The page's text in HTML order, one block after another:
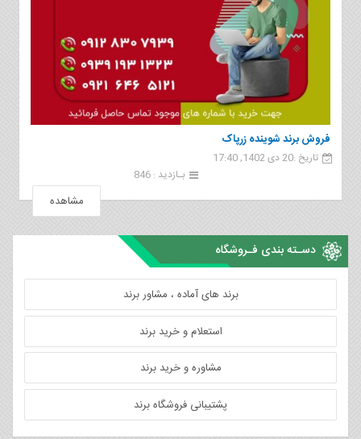
فروش برند شوینده زرپاک
تاریخ :20 دی 1402, 17:40
بـازدید : 846
مشاهده
دسـته بندی فـروشگاه
برند های آماده ، مشاور برند
استعلام و خرید برند
مشاوره و خرید برند
پشتیبانی فروشگاه برند